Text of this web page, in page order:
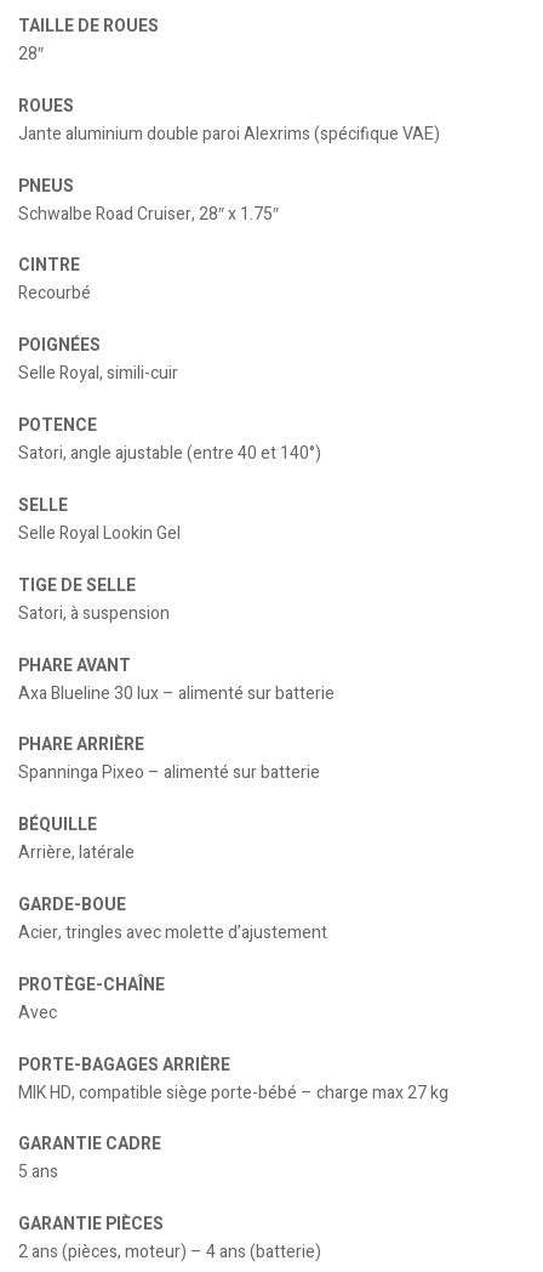
TAILLE DE ROUES
28″
ROUES
Jante aluminium double paroi Alexrims (spécifique VAE)
PNEUS
Schwalbe Road Cruiser, 28″ x 1.75″
CINTRE
Recourbé
POIGNÉES
Selle Royal, simili-cuir
POTENCE
Satori, angle ajustable (entre 40 et 140°)
SELLE
Selle Royal Lookin Gel
TIGE DE SELLE
Satori, à suspension
PHARE AVANT
Axa Blueline 30 lux – alimenté sur batterie
PHARE ARRIÈRE
Spanninga Pixeo – alimenté sur batterie
BÉQUILLE
Arrière, latérale
GARDE-BOUE
Acier, tringles avec molette d’ajustement
PROTÈGE-CHAÎNE
Avec
PORTE-BAGAGES ARRIÈRE
MIK HD, compatible siège porte-bébé – charge max 27 kg
GARANTIE CADRE
5 ans
GARANTIE PIÈCES
2 ans (pièces, moteur) – 4 ans (batterie)